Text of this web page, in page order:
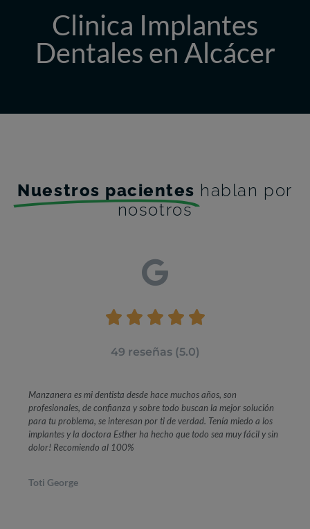
Clinica Implantes
Dentales en Alcácer
Nuestros pacientes hablan por
nosotros
    
49 reseñas (5.0)
Manzanera es mi dentista desde hace muchos años, son
profesionales, de confianza y sobre todo buscan la mejor solución
para tu problema, se interesan por ti de verdad. Tenía miedo a los
implantes y la doctora Esther ha hecho que todo sea muy fácil y sin
dolor! Recomiendo al 100%
Toti George